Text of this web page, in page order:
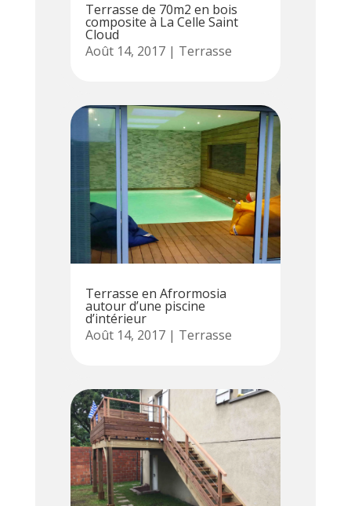
Terrasse de 70m2 en bois
composite à La Celle Saint
Cloud
Août 14, 2017| Terrasse
Terrasse en Afrormosia
autour d’une piscine
d’intérieur
Août 14, 2017| Terrasse